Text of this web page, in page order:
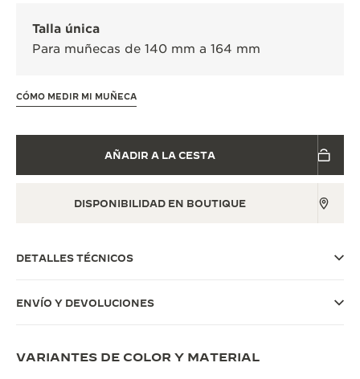
GARANTÍA DE LOS RELOJES DE PULSERA
GARANTÍA DE LOS RELOJES ATMOS
THE DREAM SHAPER
INGENIO: MÁS DE 1400 CALIBRES
Talla única
Para muñecas de 140 mm a 164 mm
CÓMO MEDIR MI MUÑECA
AÑADIR A LA CESTA
DISPONIBILIDAD EN BOUTIQUE
DETALLES TÉCNICOS
ENVÍO Y DEVOLUCIONES
VARIANTES DE COLOR Y MATERIAL